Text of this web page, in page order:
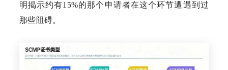
明揭示约有15%的那个申请者在这个环节遭遇到过
那些阻碍。